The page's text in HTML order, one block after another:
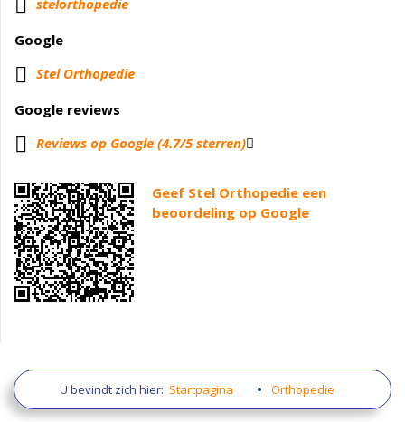
stelorthopedie
Google
Stel Orthopedie
Google reviews
Reviews op Google (4.7/5 sterren)
Geef Stel Orthopedie een
beoordeling op Google
U bevindt zich hier: Startpagina Orthopedie